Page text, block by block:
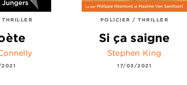
POLICIER / THRILLER
Si ça saigne
Stephen King
17/03/2021